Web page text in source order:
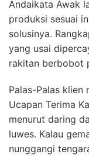
Andaikata Awak
produksi sesuai
solusinya.
yang usai
rakitan berbobot
Palas-Palas klien
Ucapan Terima
menurut daring
luwes. Kalau
nunggangi